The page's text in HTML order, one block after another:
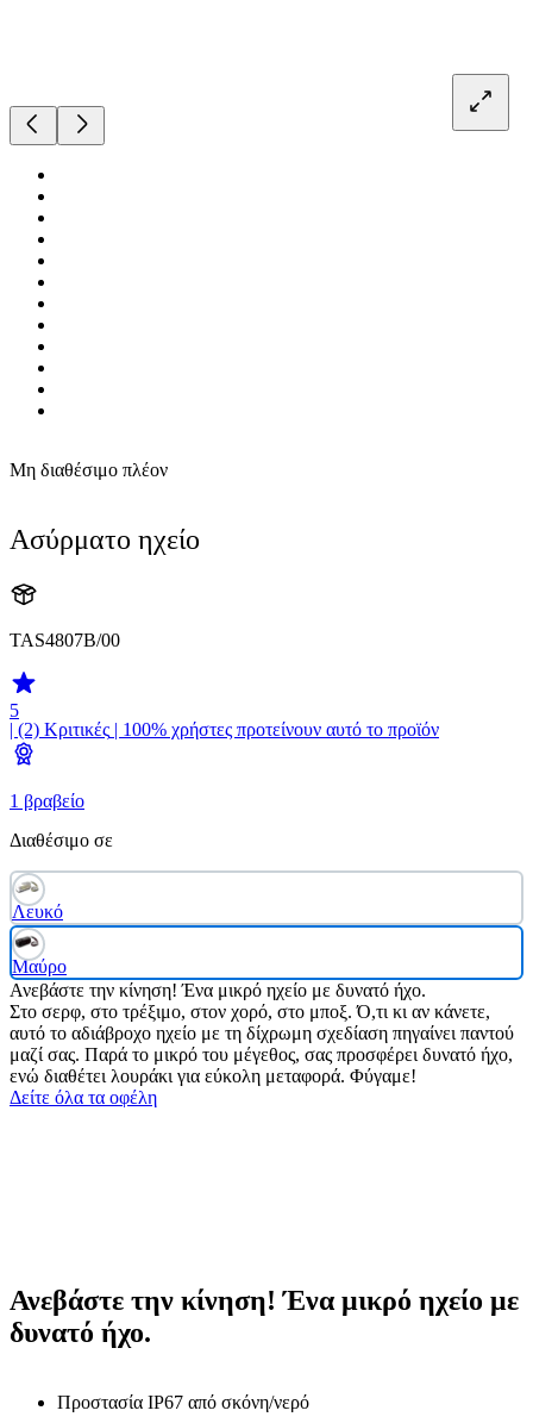
Μη διαθέσιμο πλέον
Ασύρματο ηχείο
TAS4807B/00
5
| (2) Κριτικές | 100% χρήστες προτείνουν αυτό το προϊόν
1 βραβείο
Διαθέσιμο σε
Λευκό
Μαύρο
Ανεβάστε την κίνηση! Ένα μικρό ηχείο με δυνατό ήχο.
Στο σερφ, στο τρέξιμο, στον χορό, στο μποξ. Ό,τι κι αν κάνετε,
αυτό το αδιάβροχο ηχείο με τη δίχρωμη σχεδίαση πηγαίνει παντού
μαζί σας. Παρά το μικρό του μέγεθος, σας προσφέρει δυνατό ήχο,
ενώ διαθέτει λουράκι για εύκολη μεταφορά. Φύγαμε!
Δείτε όλα τα οφέλη
Ανεβάστε την κίνηση! Ένα μικρό ηχείο με
δυνατό ήχο.
Προστασία IP67 από σκόνη/νερό